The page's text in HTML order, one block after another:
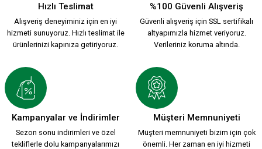
KARŞIYAKA EFSANE T-SHİRT Ç.
600,00 TL
KSK SIRT TEMALI T-SHIRT Ç. KIRMIZI POLO YAKA Ç.
Hızlı Teslimat
Alışveriş deneyiminiz için en iyi
hizmeti sunuyoruz. Hızlı teslimat ile
ürünlerinizi kapınıza getiriyoruz.
%100 Güvenli Alışveriş
Güvenli alışveriş için SSL sertifikalı
altyapımızla hizmet veriyoruz.
Verileriniz koruma altında.
Kampanyalar ve İndirimler
Sezon sonu indirimleri ve özel
tekliflerle dolu kampanyalarımızı
Müşteri Memnuniyeti
Müşteri memnuniyeti bizim için çok
önemli. Her zaman en iyi hizmeti